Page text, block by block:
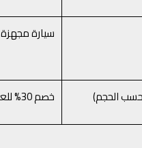
سيارة
الحجم) خصم 30% للعملاء الجدد